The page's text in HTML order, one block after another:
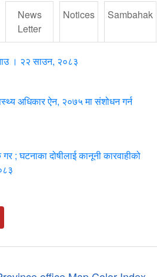
Day
News
Letter
Notices Sambahak
। २२ साउन, २०८३
अधिकार ऐन, २०७५ मा संशोधन गर्न
; घटनाका दोषीलाई कानूनी कारवाहीको